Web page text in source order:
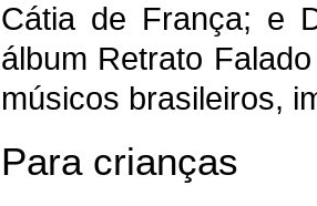
Cátia de França; e
álbum Retrato
músicos brasileiros,
Para crianças